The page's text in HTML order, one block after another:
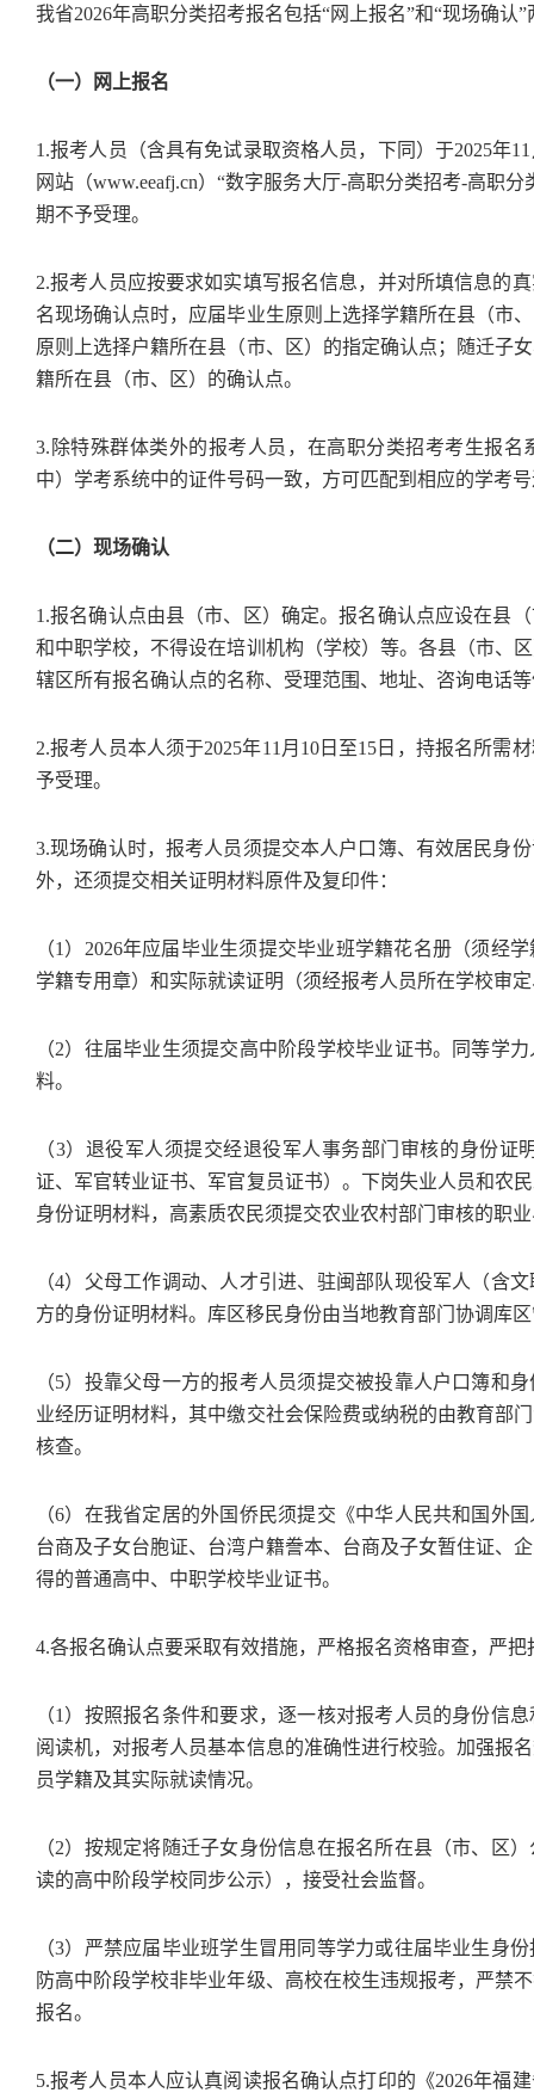
我省2026年高职分类招考报名包括“网上报名”和“现场确认
（一）网上报名
1.报考人员（含具有免试录取资格人员，下同）于2025年
网站（www.eeafj.cn）“数字服务大厅-高职分类招考-高职
期不予受理。
2.报考人员应按要求如实填写报名信息，并对所填信息的
名现场确认点时，应届毕业生原则上选择学籍所在县（市
原则上选择户籍所在县（市、区）的指定确认点；随迁子
籍所在县（市、区）的确认点。
3.除特殊群体类外的报考人员，在高职分类招考考生报
中）学考系统中的证件号码一致，方可匹配到相应的学考
（二）现场确认
1.报名确认点由县（市、区）确定。报名确认点应设在县
和中职学校，不得设在培训机构（学校）等。各县（市、
辖区所有报名确认点的名称、受理范围、地址、咨询电话
2.报考人员本人须于2025年11月10日至15日，持报名所需
予受理。
3.现场确认时，报考人员须提交本人户口簿、有效居民身
外，还须提交相关证明材料原件及复印件：
（1）2026年应届毕业生须提交毕业班学籍花名册（须经
学籍专用章）和实际就读证明（须经报考人员所在学校审
（2）往届毕业生须提交高中阶段学校毕业证书。同等学
料。
（3）退役军人须提交经退役军人事务部门审核的身份证
证、军官转业证书、军官复员证书）。下岗失业人员和农
身份证明材料，高素质农民须提交农业农村部门审核的职
（4）父母工作调动、人才引进、驻闽部队现役军人（含
方的身份证明材料。库区移民身份由当地教育部门协调库
（5）投靠父母一方的报考人员须提交被投靠人户口簿和
业经历证明材料，其中缴交社会保险费或纳税的由教育部
核查。
（6）在我省定居的外国侨民须提交《中华人民共和国外
台商及子女台胞证、台湾户籍誊本、台商及子女暂住证、
得的普通高中、中职学校毕业证书。
4.各报名确认点要采取有效措施，严格报名资格审查，严把
（1）按照报名条件和要求，逐一核对报考人员的身份信
阅读机，对报考人员基本信息的准确性进行校验。加强报
员学籍及其实际就读情况。
（2）按规定将随迁子女身份信息在报名所在县（市、区
读的高中阶段学校同步公示），接受社会监督。
（3）严禁应届毕业班学生冒用同等学力或往届毕业生身
防高中阶段学校非毕业年级、高校在校生违规报考，严禁
报名。
5.报考人员本人应认真阅读报名确认点打印的《2026年福